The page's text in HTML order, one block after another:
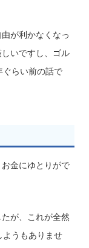
が利かなくなっ
いですし、ゴル
ぐらい前の話で
金にゆとりがで
が、これが全然
ようもありませ